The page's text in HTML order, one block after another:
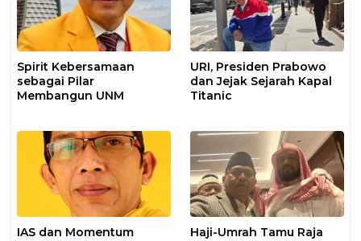
Spirit Kebersamaan
sebagai Pilar
Membangun UNM
URI, Presiden Prabowo
dan Jejak Sejarah Kapal
Titanic
IAS dan Momentum
Haji-Umrah Tamu Raja